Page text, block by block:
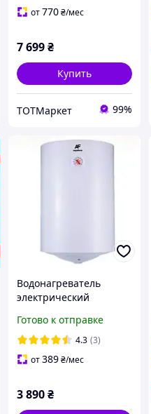
от770 ₴/мес
7 699 ₴
Купить
ТОТМаркет 99%
Водонагреватель
электрический
W30 верт. Бойлер 30
литров
Готово к отправке
4.3 (3)
от389 ₴/мес
3 890 ₴